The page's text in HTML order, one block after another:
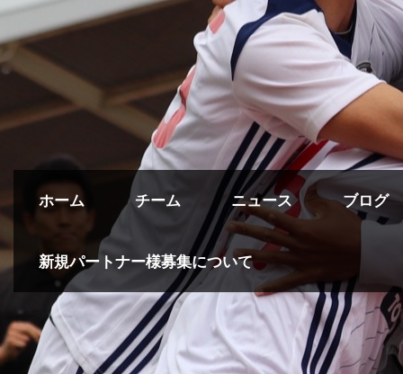
ホーム チーム ニュース ブログ
新規パートナー様募集について